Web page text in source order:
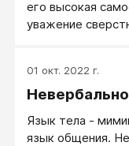
команды, умение
наотмашь,
его высокая
уважение
01 окт. 2022 г.
Язык тела -
язык общения.